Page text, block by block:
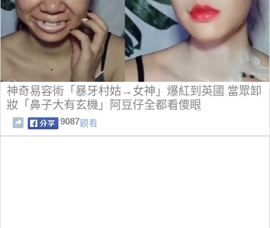
神奇易容術「暴牙村姑→女神」爆紅到英國 當眾卸
妝「鼻子大有玄機」阿豆仔全都看傻眼
9087觀看